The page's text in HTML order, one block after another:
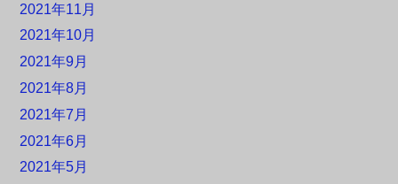
2021年11月
2021年10月
2021年9月
2021年8月
2021年7月
2021年6月
2021年5月